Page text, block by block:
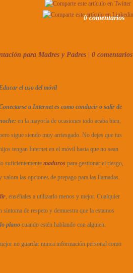
0 comentarios
para Madres y Padres 0 comentarios
el uso del móvil
a Internet es como conducir o salir de
en la mayoría de ocasiones todo acaba bien,
sigue siendo muy arriesgado. No dejes que tus
tengan Internet en el móvil hasta que no sean
suficientemente maduros para gestionar el riesgo,
valora las opciones de prepago para las llamadas.
, enséñales a utilizarlo menos y mejor. Cualquier
de respeto y demuestra que la estamos
plano cuando estén hablando con alguien.
no guardar nunca información personal como